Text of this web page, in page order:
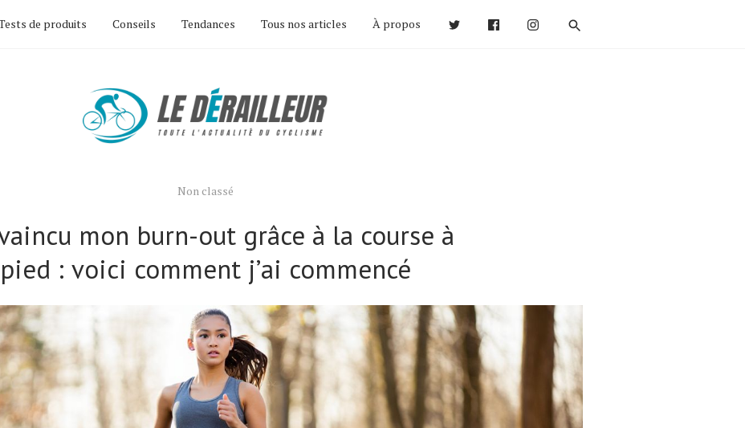
de produits Conseils Tendances Tous nos articles À propos
Non classé
vaincu mon burn-out grâce à la course à
pied : voici comment jʼai commencé